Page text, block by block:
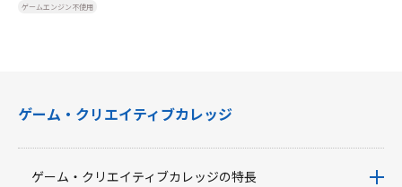
ゲームエンジン不使用
ゲーム・クリエイティブカレッジ
ゲーム・クリエイティブカレッジの特長